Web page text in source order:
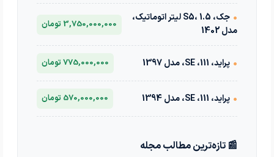
•
جک، S5، 1.5 لیتر اتوماتیک،
مدل 1402
3,750,000,000 تومان
• پراید، 111، SE، مدل 1397 775,000,000 تومان
• پراید، 111، SE، مدل 1394 570,000,000 تومان
📰 تازه‌ترین مطالب مجله